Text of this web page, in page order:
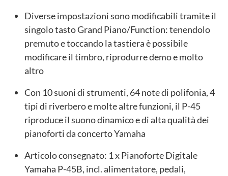
Diverse impostazioni sono modificabili tramite il
singolo tasto Grand Piano/Function: tenendolo
premuto e toccando la tastiera è possibile
modificare il timbro, riprodurre demo e molto
altro
Con 10 suoni di strumenti, 64 note di polifonia, 4
tipi di riverbero e molte altre funzioni, il P-45
riproduce il suono dinamico e di alta qualità dei
pianoforti da concerto Yamaha
Articolo consegnato: 1 x Pianoforte Digitale
Yamaha P-45B, incl. alimentatore, pedali,